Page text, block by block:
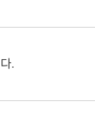
자세히보기
.